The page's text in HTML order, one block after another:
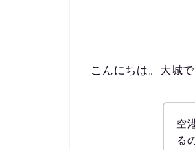
こんにちは。大城で
空
る